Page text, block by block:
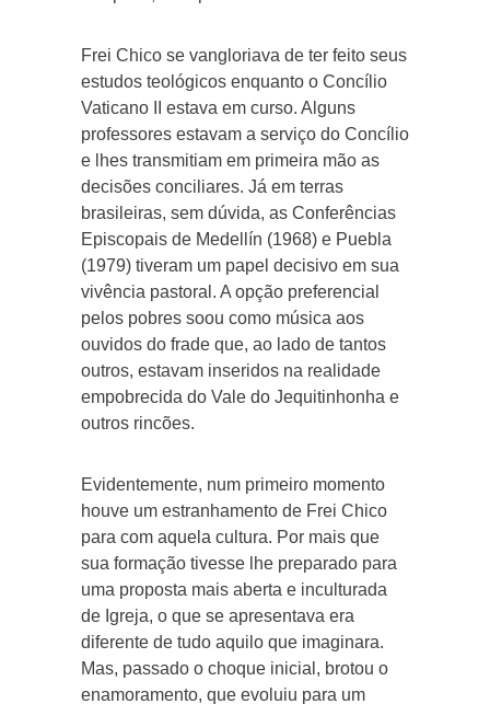
Frei Chico se vangloriava de ter feito seus
estudos teológicos enquanto o Concílio
Vaticano II estava em curso. Alguns
professores estavam a serviço do Concílio
e lhes transmitiam em primeira mão as
decisões conciliares. Já em terras
brasileiras, sem dúvida, as Conferências
Episcopais de Medellín (1968) e Puebla
(1979) tiveram um papel decisivo em sua
vivência pastoral. A opção preferencial
pelos pobres soou como música aos
ouvidos do frade que, ao lado de tantos
outros, estavam inseridos na realidade
empobrecida do Vale do Jequitinhonha e
outros rincões.
Evidentemente, num primeiro momento
houve um estranhamento de Frei Chico
para com aquela cultura. Por mais que
sua formação tivesse lhe preparado para
uma proposta mais aberta e inculturada
de Igreja, o que se apresentava era
diferente de tudo aquilo que imaginara.
Mas, passado o choque inicial, brotou o
enamoramento, que evoluiu para um